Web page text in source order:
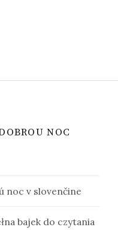
NOC
noc v slovenčine
bajek do czytania